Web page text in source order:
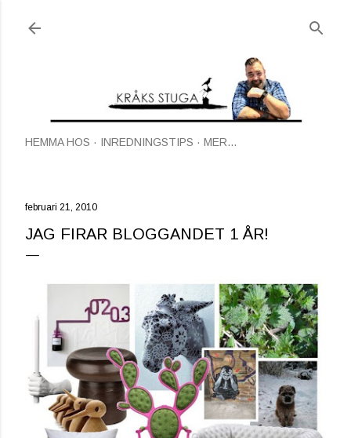
HEMMA HOS INREDNINGSTIPS MER…
februari 21, 2010
JAG FIRAR BLOGGANDET 1 ÅR!